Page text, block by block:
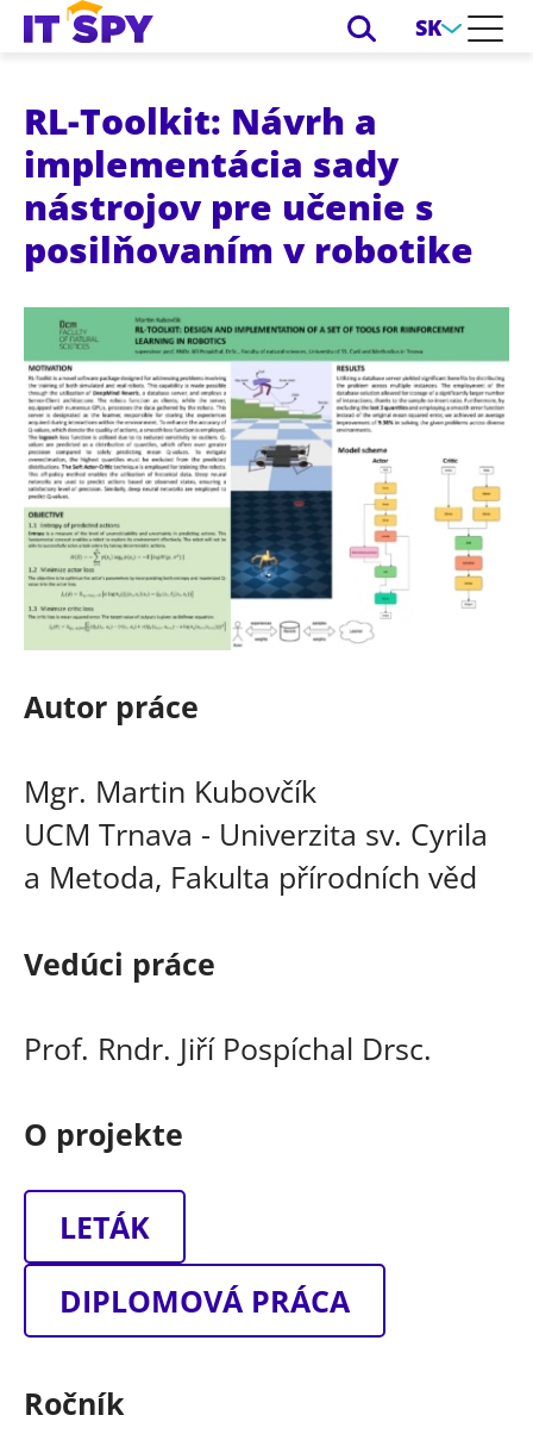
SK
RL-Toolkit: Návrh a
implementácia sady
nástrojov pre učenie s
posilňovaním v robotike
Autor práce
Mgr. Martin Kubovčík
UCM Trnava - Univerzita sv. Cyrila
a Metoda, Fakulta přírodních věd
Vedúci práce
Prof. Rndr. Jiří Pospíchal Drsc.
O projekte
LETÁK
DIPLOMOVÁ PRÁCA
Ročník